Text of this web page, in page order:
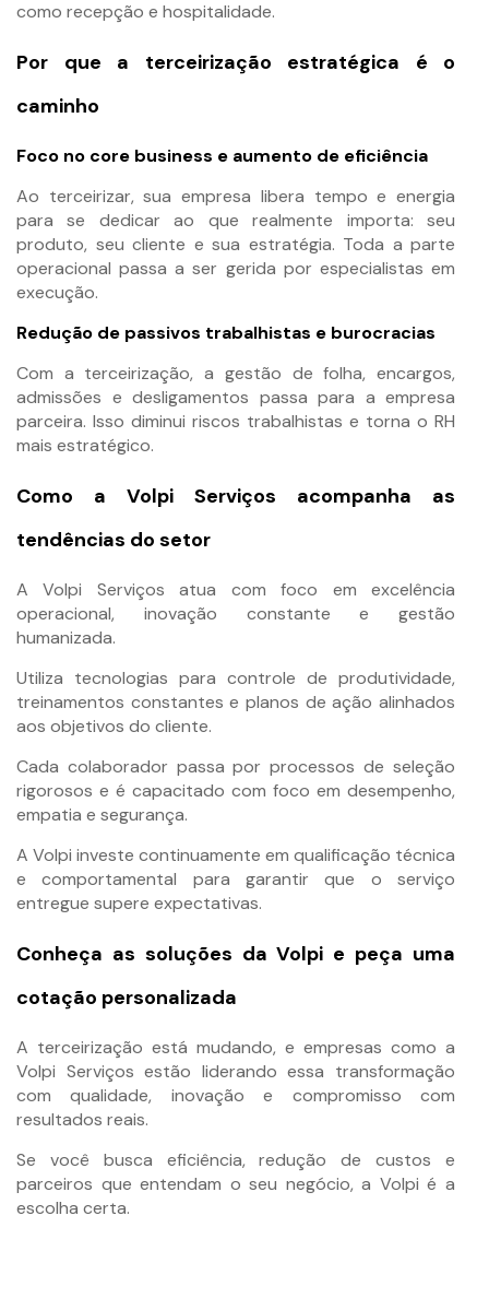
como recepção e hospitalidade.
Por que a terceirização estratégica é o
caminho
Foco no core business e aumento de eficiência
Ao terceirizar, sua empresa libera tempo e energia
para se dedicar ao que realmente importa: seu
produto, seu cliente e sua estratégia. Toda a parte
operacional passa a ser gerida por especialistas em
execução.
Redução de passivos trabalhistas e burocracias
Com a terceirização, a gestão de folha, encargos,
admissões e desligamentos passa para a empresa
parceira. Isso diminui riscos trabalhistas e torna o RH
mais estratégico.
Como a Volpi Serviços acompanha as
tendências do setor
A Volpi Serviços atua com foco em excelência
operacional, inovação constante e gestão
humanizada.
Utiliza tecnologias para controle de produtividade,
treinamentos constantes e planos de ação alinhados
aos objetivos do cliente.
Cada colaborador passa por processos de seleção
rigorosos e é capacitado com foco em desempenho,
empatia e segurança.
A Volpi investe continuamente em qualificação técnica
e comportamental para garantir que o serviço
entregue supere expectativas.
Conheça as soluções da Volpi e peça uma
cotação personalizada
A terceirização está mudando, e empresas como a
Volpi Serviços estão liderando essa transformação
com qualidade, inovação e compromisso com
resultados reais.
Se você busca eficiência, redução de custos e
parceiros que entendam o seu negócio, a Volpi é a
escolha certa.